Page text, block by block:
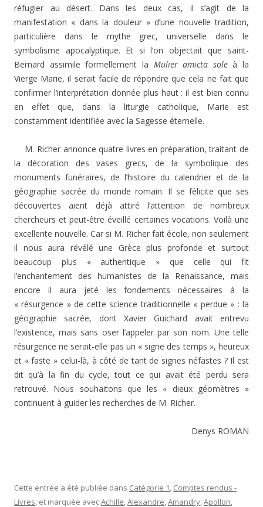
réfugier au désert. Dans les deux cas, il s’agit de la
manifestation « dans la douleur » d’une nouvelle tradition,
particulière dans le mythe grec, universelle dans le
symbolisme apocalyptique. Et si l’on objectait que saint-
Bernard assimile formellement la Mulier amicta soleà la
Vierge Marie, il serait facile de répondre que cela ne fait que
confirmer l’interprétation donnée plus haut : il est bien connu
en effet que, dans la liturgie catholique, Marie est
constamment identifiée avec la Sagesse éternelle.
M. Richer annonce quatre livres en préparation, traitant de
la décoration des vases grecs, de la symbolique des
monuments funéraires, de l’histoire du calendrier et de la
géographie sacrée du monde romain. Il se félicite que ses
découvertes aient déjà attiré l’attention de nombreux
chercheurs et peut-être éveillé certaines vocations. Voilà une
excellente nouvelle. Car si M. Richer fait école, non seulement
il nous aura révélé une Grèce plus profonde et surtout
beaucoup plus « authentique » que celle qui fit
l’enchantement des humanistes de la Renaissance, mais
encore il aura jeté les fondements nécessaires à la
« résurgence » de cette science traditionnelle « perdue » : la
géographie sacrée, dont Xavier Guichard avait entrevu
l’existence, mais sans oser l’appeler par son nom. Une telle
résurgence ne serait-elle pas un « signe des temps », heureux
et « faste » celui-là, à côté de tant de signes néfastes ? Il est
dit qu’à la fin du cycle, tout ce qui avait été perdu sera
retrouvé. Nous souhaitons que les « dieux géomètres »
continuent à guider les recherches de M. Richer.
Denys ROMAN
Cette entrée a été publiée dans Catégorie 1, Comptes rendus -
Livres, et marquée avecAchille,Alexandre,Amandry,Apollon,